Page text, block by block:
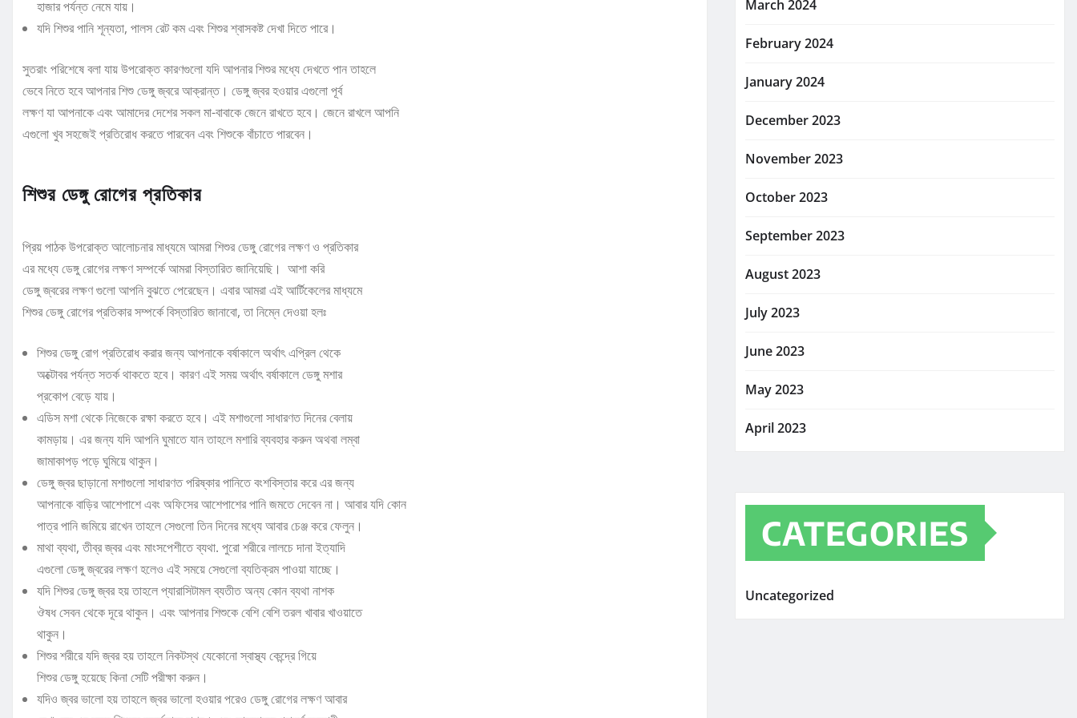
হাজার পর্যন্ত নেমে যায়।
যদি শিশুর পানি শূন্যতা, পালস রেট কম এবং শিশুর শ্বাসকষ্ট দেখা দিতে পারে।
সুতরাং পরিশেষে বলা যায় উপরোক্ত কারণগুলো যদি আপনার শিশুর মধ্যে দেখতে পান তাহলে
ভেবে নিতে হবে আপনার শিশু ডেঙ্গু জ্বরে আক্রান্ত। ডেঙ্গু জ্বর হওয়ার এগুলো পূর্ব
লক্ষণ যা আপনাকে এবং আমাদের দেশের সকল মা-বাবাকে জেনে রাখতে হবে। জেনে রাখলে আপনি
এগুলো খুব সহজেই প্রতিরোধ করতে পারবেন এবং শিশুকে বাঁচাতে পারবেন।
শিশুর ডেঙ্গু রোগের প্রতিকার
প্রিয় পাঠক উপরোক্ত আলোচনার মাধ্যমে আমরা শিশুর ডেঙ্গু রোগের লক্ষণ ও প্রতিকার
এর মধ্যে ডেঙ্গু রোগের লক্ষণ সম্পর্কে আমরা বিস্তারিত জানিয়েছি। আশা করি
ডেঙ্গু জ্বরের লক্ষণ গুলো আপনি বুঝতে পেরেছেন। এবার আমরা এই আর্টিকেলের মাধ্যমে
শিশুর ডেঙ্গু রোগের প্রতিকার সম্পর্কে বিস্তারিত জানাবো, তা নিম্নে দেওয়া হলঃ
শিশুর ডেঙ্গু রোগ প্রতিরোধ করার জন্য আপনাকে বর্ষাকালে অর্থাৎ এপ্রিল থেকে
অক্টোবর পর্যন্ত সতর্ক থাকতে হবে। কারণ এই সময় অর্থাৎ বর্ষাকালে ডেঙ্গু মশার
প্রকোপ বেড়ে যায়।
এডিস মশা থেকে নিজেকে রক্ষা করতে হবে। এই মশাগুলো সাধারণত দিনের বেলায়
কামড়ায়। এর জন্য যদি আপনি ঘুমাতে যান তাহলে মশারি ব্যবহার করুন অথবা লম্বা
জামাকাপড় পড়ে ঘুমিয়ে থাকুন।
ডেঙ্গু জ্বর ছাড়ানো মশাগুলো সাধারণত পরিষ্কার পানিতে বংশবিস্তার করে এর জন্য
আপনাকে বাড়ির আশেপাশে এবং অফিসের আশেপাশের পানি জমতে দেবেন না। আবার যদি কোন
পাত্র পানি জমিয়ে রাখেন তাহলে সেগুলো তিন দিনের মধ্যে আবার চেঞ্জ করে ফেলুন।
মাথা ব্যথা, তীব্র জ্বর এবং মাংসপেশীতে ব্যথা. পুরো শরীরে লালচে দানা ইত্যাদি
এগুলো ডেঙ্গু জ্বরের লক্ষণ হলেও এই সময়ে সেগুলো ব্যতিক্রম পাওয়া যাচ্ছে।
যদি শিশুর ডেঙ্গু জ্বর হয় তাহলে প্যারাসিটামল ব্যতীত অন্য কোন ব্যথা নাশক
ঔষধ সেবন থেকে দূরে থাকুন। এবং আপনার শিশুকে বেশি বেশি তরল খাবার খাওয়াতে
থাকুন।
শিশুর শরীরে যদি জ্বর হয় তাহলে নিকটস্থ যেকোনো স্বাস্থ্য কেন্দ্রে গিয়ে
শিশুর ডেঙ্গু হয়েছে কিনা সেটি পরীক্ষা করুন।
যদিও জ্বর ভালো হয় তাহলে জ্বর ভালো হওয়ার পরেও ডেঙ্গু রোগের লক্ষণ আবার
March 2024
February 2024
January 2024
December 2023
November 2023
October 2023
September 2023
August 2023
July 2023
June 2023
May 2023
April 2023
CATEGORIES
Uncategorized